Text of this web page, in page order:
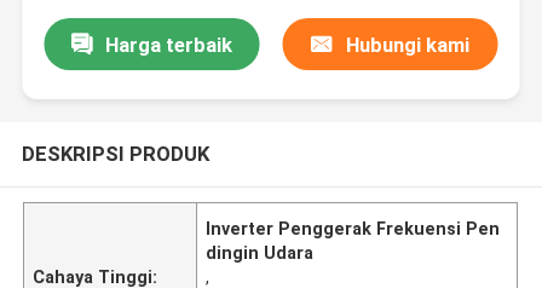
Harga terbaik Hubungi kami
DESKRIPSI PRODUK
Cahaya Tinggi:
Inverter Penggerak Frekuensi Pen
dingin Udara
,